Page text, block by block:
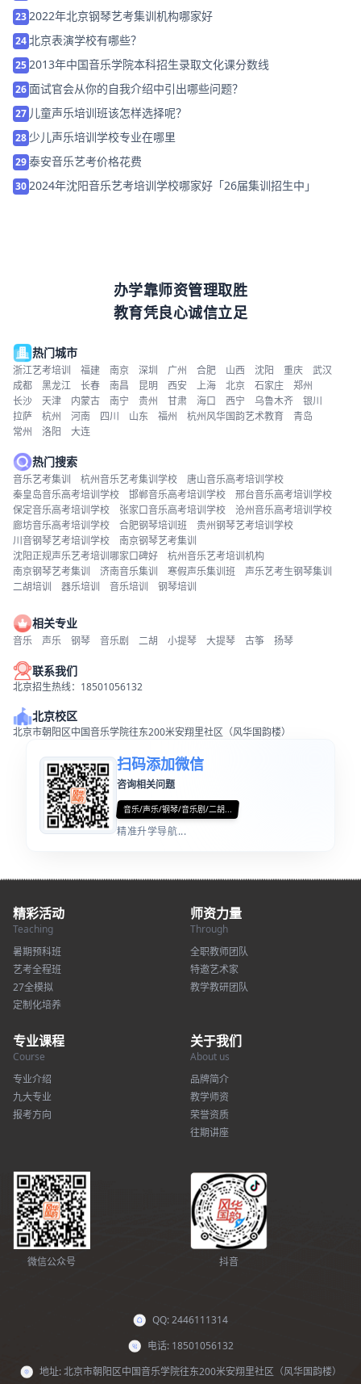
23 2022年北京钢琴艺考集训机构哪家好
24 北京表演学校有哪些？
25 2013年中国音乐学院本科招生录取文化课分数线
26面试官会从你的自我介绍中引出哪些问题？
27 儿童声乐培训班该怎样选择呢？
28 少儿声乐培训学校专业在哪里
29泰安音乐艺考价格花费
30 2024年沈阳音乐艺考培训学校哪家好「26届集训招生中」
办学靠师资管理取胜
教育凭良心诚信立足
热门城市
浙江艺考培训 福建 南京 深圳 广州 合肥 山西 沈阳 重庆
武汉
成都
黑龙江 长春 南昌 昆明 西安 上海 北京 石家庄
郑州
长沙
天津 内蒙古 南宁 贵州 甘肃 海口 西宁 乌鲁木齐
银川
拉萨
杭州 河南 四川 山东 福州 杭州风华国韵艺术教育
青岛
常州
洛阳 大连
热门搜索
音乐艺考集训 杭州音乐艺考集训学校
唐山音乐高考培训学校
秦皇岛音乐高考培训学校
邯郸音乐高考培训学校
邢台音乐高考培训学校
保定音乐高考培训学校
张家口音乐高考培训学校
沧州音乐高考培训学校
廊坊音乐高考培训学校
合肥钢琴培训班
贵州钢琴艺考培训学校
川音钢琴艺考培训学校
南京钢琴艺考集训
沈阳正规声乐艺考培训哪家口碑好
杭州音乐艺考培训机构
南京钢琴艺考集训
济南音乐集训 寒假声乐集训班
声乐艺考生钢琴集训
二胡培训
器乐培训 音乐培训 钢琴培训
相关专业
音乐 声乐 钢琴 音乐剧 二胡 小提琴 大提琴 古筝 扬琴
联系我们
北京招生热线：18501056132
北京校区
北京市朝阳区中国音乐学院往东200米安翔里社区（风华国韵楼）
扫码添加微信
咨询相关问题
音乐/声乐/钢琴/音乐剧/二胡...
精准升学导航...
精彩活动
Teaching
暑期预科班
艺考全程班
27全模拟
定制化培养
师资力量
Through
全职教师团队
特邀艺术家
教学教研团队
专业课程
Course
专业介绍
九大专业
报考方向
关于我们
About us
品牌简介
教学师资
荣誉资质
往期讲座
微信公众号 抖音
QQ: 2446111314
电话: 18501056132
地址: 北京市朝阳区中国音乐学院往东200米安翔里社区（风华国韵楼）